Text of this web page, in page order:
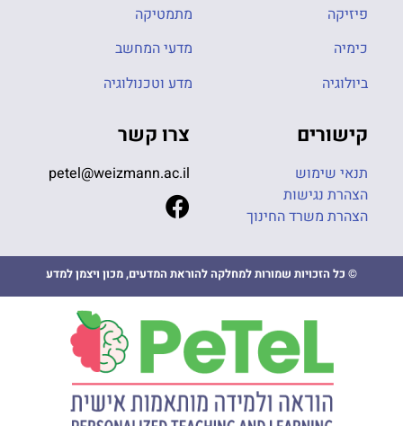
פיזיקה
כימיה
ביולוגיה
מתמטיקה
מדעי המחשב
מדע וטכנולוגיה
קישורים
תנאי שימוש
הצהרת נגישות
הצהרת משרד החינוך
צרו קשר
petel@weizmann.ac.il
© כל הזכויות שמורות למחלקה להוראת המדעים, מכון ויצמן למדע